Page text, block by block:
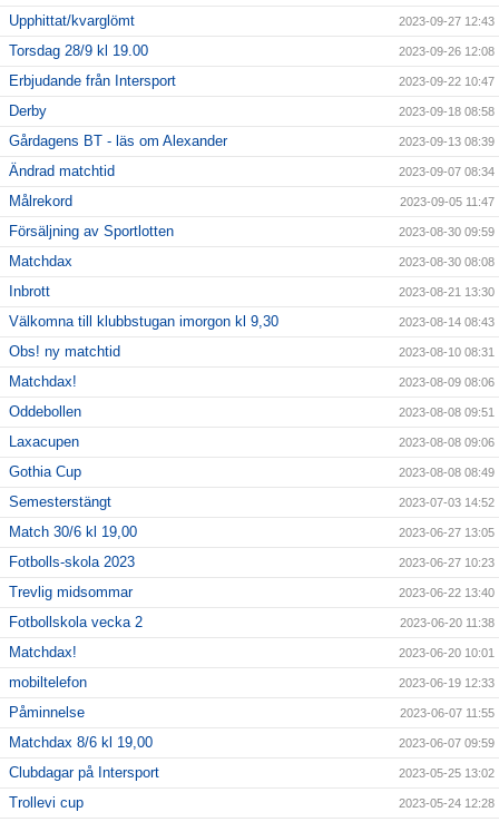
Upphittat/kvarglömt 2023-09-27 12:43
Torsdag 28/9 kl 19.00 2023-09-26 12:08
Erbjudande från Intersport 2023-09-22 10:47
Derby 2023-09-18 08:58
Gårdagens BT - läs om Alexander 2023-09-13 08:39
Ändrad matchtid 2023-09-07 08:34
Målrekord 2023-09-05 11:47
Försäljning av Sportlotten 2023-08-30 09:59
Matchdax 2023-08-30 08:08
Inbrott 2023-08-21 13:30
Välkomna till klubbstugan imorgon kl 9,30 2023-08-14 08:43
Obs! ny matchtid 2023-08-10 08:31
Matchdax! 2023-08-09 08:06
Oddebollen 2023-08-08 09:51
Laxacupen 2023-08-08 09:06
Gothia Cup 2023-08-08 08:49
Semesterstängt 2023-07-03 14:52
Match 30/6 kl 19,00 2023-06-27 13:05
Fotbolls-skola 2023 2023-06-27 10:23
Trevlig midsommar 2023-06-22 13:40
Fotbollskola vecka 2 2023-06-20 11:38
Matchdax! 2023-06-20 10:01
mobiltelefon 2023-06-19 12:33
Påminnelse 2023-06-07 11:55
Matchdax 8/6 kl 19,00 2023-06-07 09:59
Clubdagar på Intersport 2023-05-25 13:02
Trollevi cup 2023-05-24 12:28